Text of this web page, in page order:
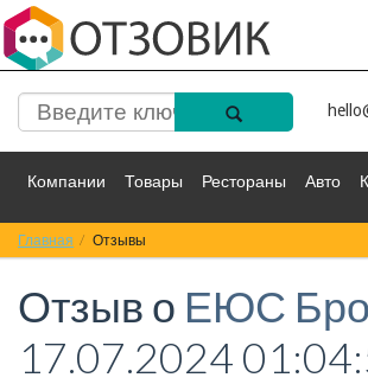
Компании Товары Рестораны Авто
Спорт Фильмы
Красота Здоровье Остальное
Главная Отзывы
Отзыв о ЕЮС
17.07.2024